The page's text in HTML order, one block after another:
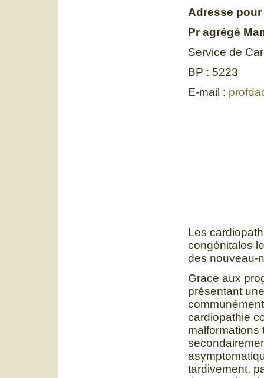
Adresse
Pr agrégé
Service de
BP : 5223
E-mail :
Les
congénitales
des nouveau-
Grace aux
présentant
cardiopathie
malformations
tardivement,